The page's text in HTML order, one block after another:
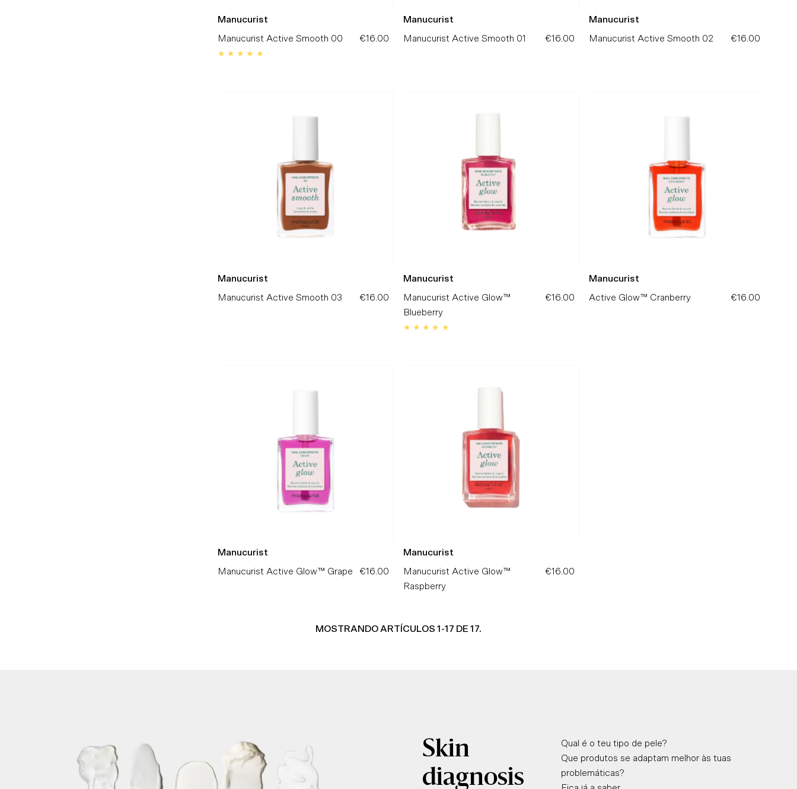
Manucurist
Manucurist Active Smooth 00
Precio
€16.00
Manucurist
Manucurist Active Smooth 01
Precio
€16.00
Manucurist
Manucurist Active Smooth 02
Precio
€16.00
Manucurist
Manucurist Active Smooth 03
Precio
normal
€16.00
Manucurist
Manucurist Active Glow™
Blueberry
Precio
€16.00
Manucurist
Active Glow™ Cranberry
Precio
€16.00
Manucurist
Manucurist Active Glow™ Grape
Precio
normal
€16.00
Manucurist
Manucurist Active Glow™
Raspberry
Precio
€16.00
MOSTRANDO ARTÍCULOS 1-17 DE 17.
Skin
diagnosis
Qual é o teu tipo de pele?
Que produtos se adaptam melhor às tuas
problemáticas?